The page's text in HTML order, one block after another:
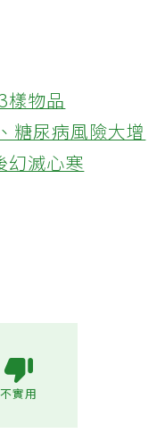
樣物品
糖尿病風險大增
幻滅心寒